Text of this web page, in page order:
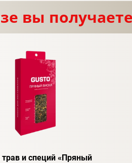
вы
и специй «Пряный